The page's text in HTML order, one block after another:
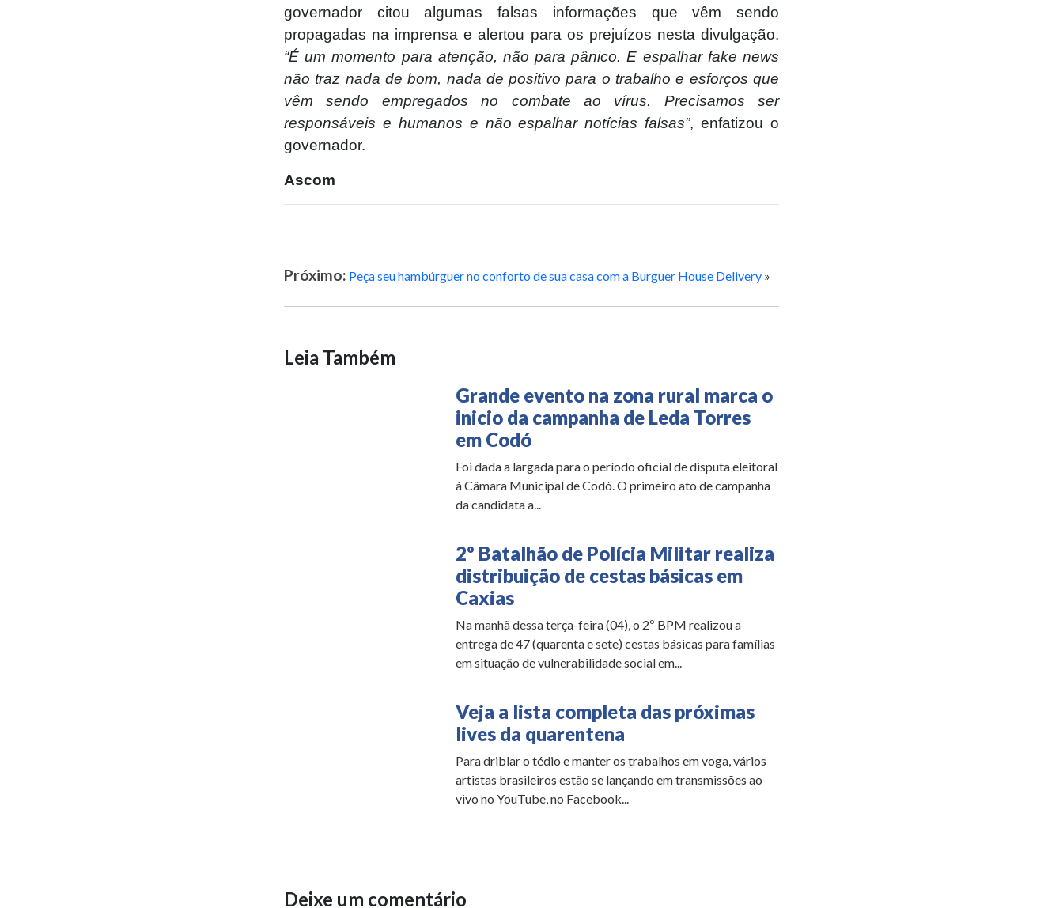
governador citou algumas falsas informações que vêm sendo
propagadas na imprensa e alertou para os prejuízos nesta divulgação.
“É um momento para atenção, não para pânico. E espalhar fake news
não traz nada de bom, nada de positivo para o trabalho e esforços que
vêm sendo empregados no combate ao vírus. Precisamos ser
responsáveis e humanos e não espalhar notícias falsas”, enfatizou o
governador.
Ascom
Próximo: Peça seu hambúrguer no conforto de sua casa com a Burguer House Delivery »
Leia Também
Grande evento na zona rural marca o
inicio da campanha de Leda Torres
em Codó
Foi dada a largada para o período oficial de disputa eleitoral
à Câmara Municipal de Codó. O primeiro ato de campanha
da candidata a...
2º Batalhão de Polícia Militar realiza
distribuição de cestas básicas em
Caxias
Na manhã dessa terça-feira (04), o 2º BPM realizou a
entrega de 47 (quarenta e sete) cestas básicas para famílias
em situação de vulnerabilidade social em...
Veja a lista completa das próximas
lives da quarentena
Para driblar o tédio e manter os trabalhos em voga, vários
artistas brasileiros estão se lançando em transmissões ao
vivo no YouTube, no Facebook...
Deixe um comentário